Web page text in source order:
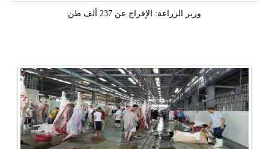
وزير الزراعة: الإفراج عن 237 ألف طن